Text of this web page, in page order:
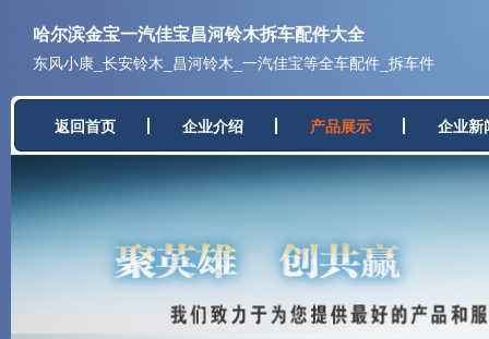
哈尔滨金宝一汽佳宝昌河铃木拆车配件大全
东风小康_长安铃木_昌河铃木_一汽佳宝等全车配件_拆车件
返回首页 企业介绍 产品展示 企业新